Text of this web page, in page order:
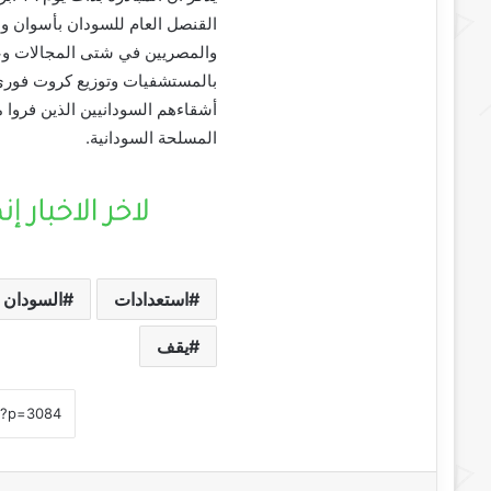
القنصل العام للسودان بأسوان
والمصريين في شتى المجالات
بالمستشفيات وتوزيع كروت
أشقاءهم السودانيين الذين
المسلحة السودانية.
استعدادات السودان
يقف